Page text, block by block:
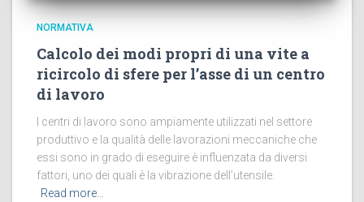
NORMATIVA
Calcolo dei modi propri di una vite a
ricircolo di sfere per l’asse di un centro
di lavoro
I centri di lavoro sono ampiamente utilizzati nel settore
produttivo e la qualità delle lavorazioni meccaniche che
essi sono in grado di eseguire è influenzata da diversi
fattori, uno dei quali è la vibrazione dell’utensile.
Read more…